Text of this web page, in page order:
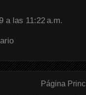
a las 11:22 a.m.
Página